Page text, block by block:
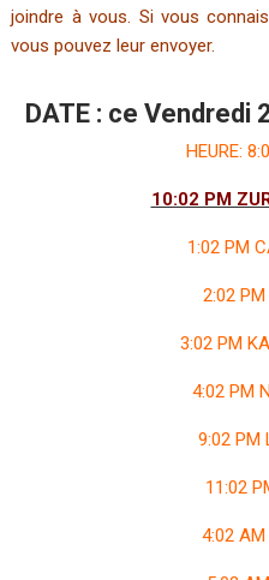
joindre à vous. Si vous
vous pouvez leur envoyer.
DATE : ce Vendredi
HEURE:
10:02 PM
1:02 PM
2:02 PM
3:02 PM
4:02 PM
9:02 PM
11:02
4:02